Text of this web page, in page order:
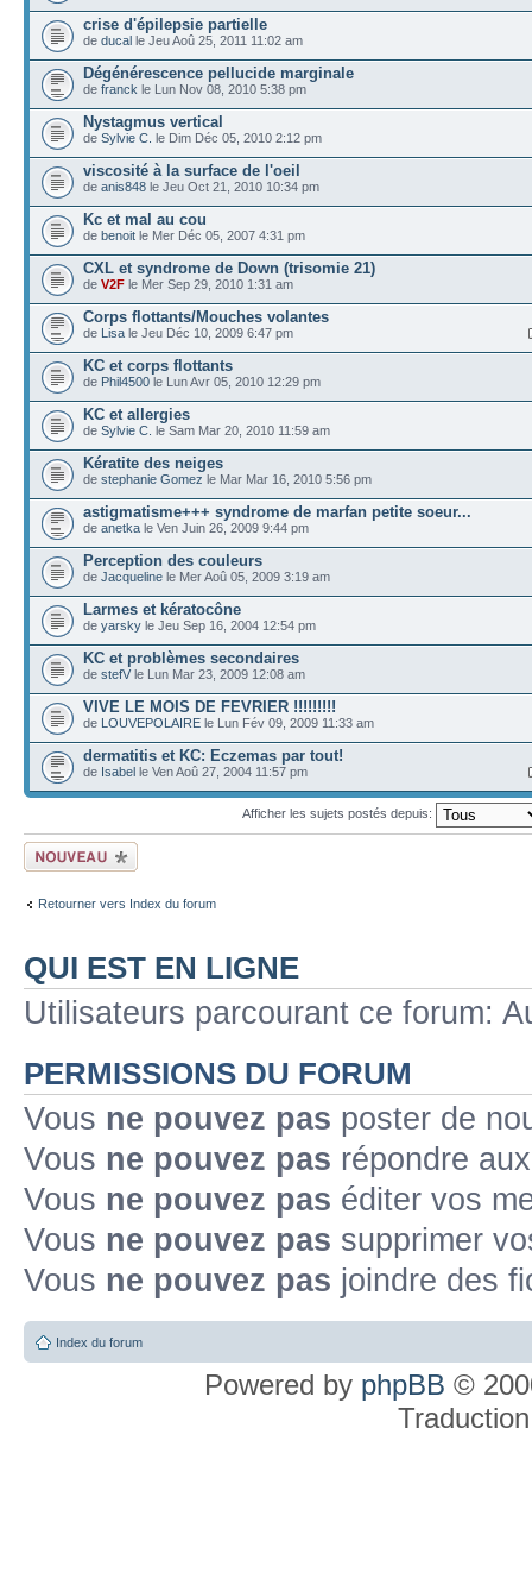
crise d'épilepsie partielle
de ducal le Jeu Aoû 25, 2011 11:02 am
Dégénérescence pellucide marginale
de franck le Lun Nov 08, 2010 5:38 pm
Nystagmus vertical
de Sylvie C. le Dim Déc 05, 2010 2:12 pm
viscosité à la surface de l'oeil
de anis848 le Jeu Oct 21, 2010 10:34 pm
Kc et mal au cou
de benoit le Mer Déc 05, 2007 4:31 pm
CXL et syndrome de Down (trisomie 21)
de V2F le Mer Sep 29, 2010 1:31 am
Corps flottants/Mouches volantes
de Lisa le Jeu Déc 10, 2009 6:47 pm
KC et corps flottants
de Phil4500 le Lun Avr 05, 2010 12:29 pm
KC et allergies
de Sylvie C. le Sam Mar 20, 2010 11:59 am
Kératite des neiges
de stephanie Gomez le Mar Mar 16, 2010 5:56 pm
astigmatisme+++ syndrome de marfan petite soeur...
de anetka le Ven Juin 26, 2009 9:44 pm
Perception des couleurs
de Jacqueline le Mer Aoû 05, 2009 3:19 am
Larmes et kératocône
de yarsky le Jeu Sep 16, 2004 12:54 pm
KC et problèmes secondaires
de stefV le Lun Mar 23, 2009 12:08 am
VIVE LE MOIS DE FEVRIER !!!!!!!!!
de LOUVEPOLAIRE le Lun Fév 09, 2009 11:33 am
dermatitis et KC: Eczemas par tout!
de Isabel le Ven Aoû 27, 2004 11:57 pm
Afficher les sujets postés depuis:
Ecrire un nouveau
sujet
Retourner vers Index du forum
QUI EST EN LIGNE
Utilisateurs parcourant ce forum:
PERMISSIONS DU FORUM
Vous ne pouvez pas poster de
Vous ne pouvez pas répondre
Vous ne pouvez pas éditer vos
Vous ne pouvez pas supprimer
Vous ne pouvez pas joindre des
Index du forum
Powered by phpBB ©